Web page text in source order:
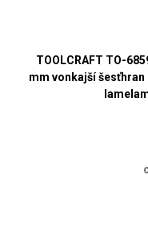
TOOLCRAFT TO-
mm vonkajší